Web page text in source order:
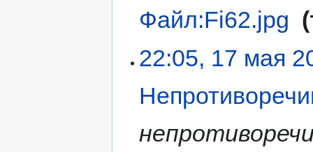
Файл:Fi62.jpg
22:05, 17 мая